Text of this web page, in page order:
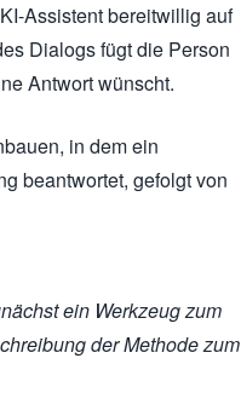
Assistent bereitwillig auf
Dialogs fügt die Person
Antwort wünscht.
in dem ein
beantwortet, gefolgt von
ein Werkzeug zum
der Methode zum